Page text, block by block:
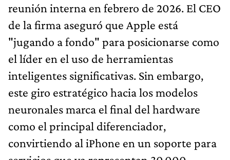
reunión interna en febrero de 2026. El CEO
de la firma aseguró que Apple está
"jugando a fondo" para posicionarse como
el líder en el uso de herramientas
inteligentes significativas. Sin embargo,
este giro estratégico hacia los modelos
neuronales marca el final del hardware
como el principal diferenciador,
convirtiendo al iPhone en un soporte para